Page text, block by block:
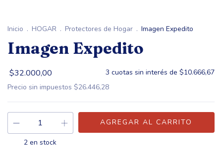
Inicio . HOGAR . Protectores de Hogar . Imagen Expedito
Imagen Expedito
$32.000,00 3 cuotas sin interés de $10.666,67
Precio sin impuestos $26.446,28
2 en stock